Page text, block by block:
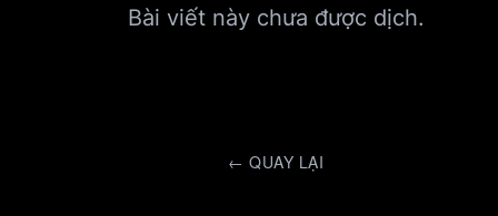
Bài viết này chưa được dịch.
← QUAY LẠI